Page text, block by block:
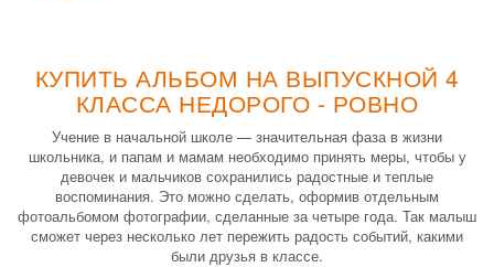
КУПИТЬ АЛЬБОМ НА ВЫПУСКНОЙ 4
КЛАССА НЕДОРОГО - РОВНО
Учение в начальной школе — значительная фаза в жизни
школьника, и папам и мамам необходимо принять меры, чтобы у
девочек и мальчиков сохранились радостные и теплые
воспоминания. Это можно сделать, оформив отдельным
фотоальбомом фотографии, сделанные за четыре года. Так малыш
сможет через несколько лет пережить радость событий, какими
были друзья в классе.